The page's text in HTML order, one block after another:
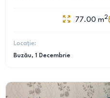
77.00 m2
Locație:
Buzău, 1 Decembrie